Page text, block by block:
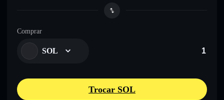
Comprar
SOL
Trocar SOL